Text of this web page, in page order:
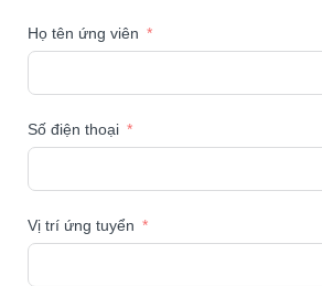
Họ tên ứng viên
Số điện thoại
Vị trí ứng tuyển